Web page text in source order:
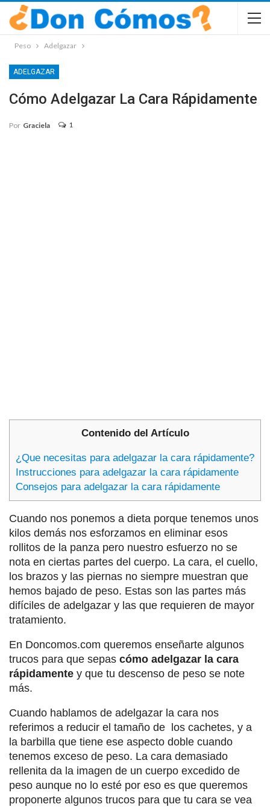
Peso Adelgazar
ADELGAZAR
Cómo Adelgazar La Cara Rápidamente
Por Graciela 1
Contenido del Artículo
¿Que necesitas para adelgazar la cara rápidamente?
Instrucciones para adelgazar la cara rápidamente
Consejos para adelgazar la cara rápidamente
Cuando nos ponemos a dieta porque tenemos unos
kilos demás nos esforzamos en eliminar esos
rollitos de la panza pero nuestro esfuerzo no se
nota en ciertas partes del cuerpo. La cara, el cuello,
los brazos y las piernas no siempre muestran que
hemos bajado de peso. Estas son las partes más
difíciles de adelgazar y las que requieren de mayor
tratamiento.
En Doncomos.com queremos enseñarte algunos
trucos para que sepas cómo adelgazar la cara
rápidamente y que tu descenso de peso se note
más.
Cuando hablamos de adelgazar la cara nos
referimos a reducir el tamaño de los cachetes, y a
la barbilla que tiene ese aspecto doble cuando
tenemos exceso de peso. La cara demasiado
rellenita da la imagen de un cuerpo excedido de
peso aunque no lo esté por eso es que queremos
proponerte algunos trucos para que tu cara se vea